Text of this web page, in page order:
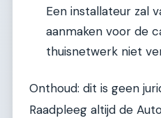
Een installateur zal
aanmaken voor de
thuisnetwerk niet
Onthoud: dit is geen
Raadpleeg altijd de